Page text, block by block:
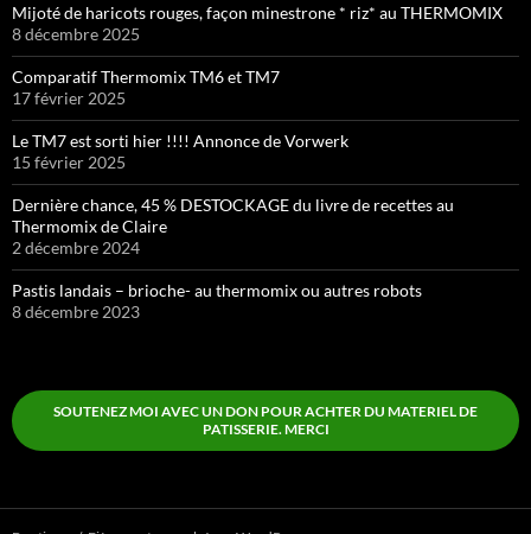
Mijoté de haricots rouges, façon minestrone * riz* au THERMOMIX
8 décembre 2025
Comparatif Thermomix TM6 et TM7
17 février 2025
Le TM7 est sorti hier !!!! Annonce de Vorwerk
15 février 2025
Dernière chance, 45 % DESTOCKAGE du livre de recettes au
Thermomix de Claire
2 décembre 2024
Pastis landais – brioche- au thermomix ou autres robots
8 décembre 2023
SOUTENEZ MOI AVEC UN DON POUR ACHTER DU MATERIEL DE
PATISSERIE. MERCI